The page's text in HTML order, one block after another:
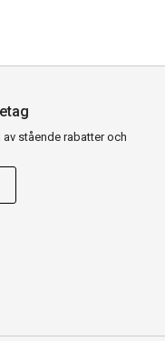
stående rabatter och